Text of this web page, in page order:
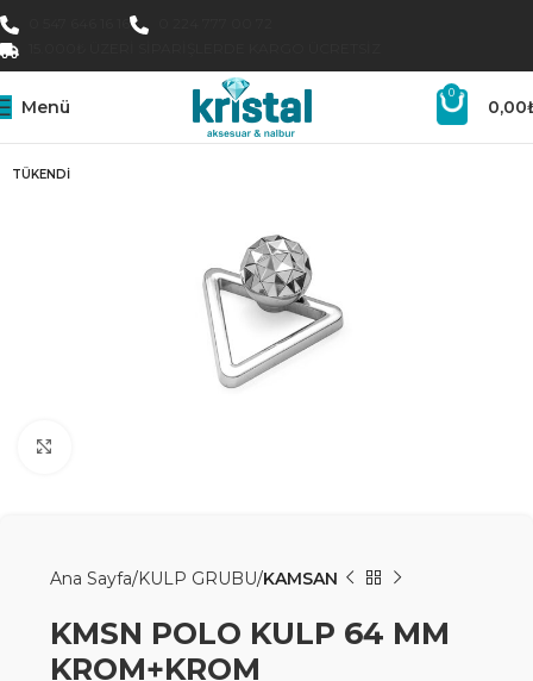
Menü
0
0,00
TÜKENDI
Ana Sayfa KULP GRUBU KAMSAN
KMSN POLO KULP 64 MM
KROM+KROM